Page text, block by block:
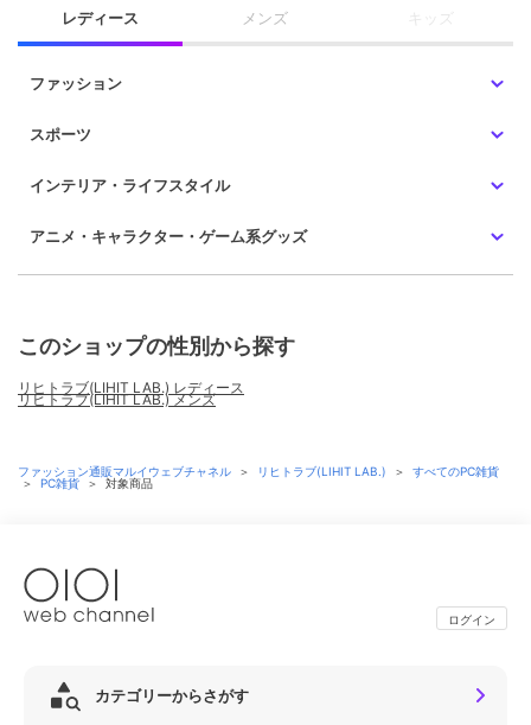
レディース メンズ キッズ
ファッション
スポーツ
インテリア・ライフスタイル
アニメ・キャラクター・ゲーム系グッズ
このショップの性別から探す
リヒトラブ(LIHIT LAB.) レディース
リヒトラブ(LIHIT LAB.) メンズ
ファッション通販マルイウェブチャネル ＞ リヒトラブ(LIHIT LAB.) ＞
すべてのPC雑貨
＞
PC雑貨 ＞ 対象商品
ログイン
カテゴリーからさがす